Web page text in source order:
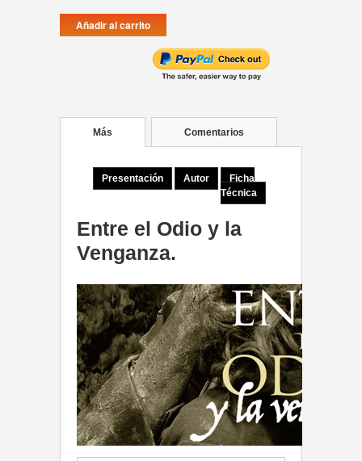
Más Comentarios
Presentación Autor
Ficha
Técnica
Entre el Odio y la
Venganza.